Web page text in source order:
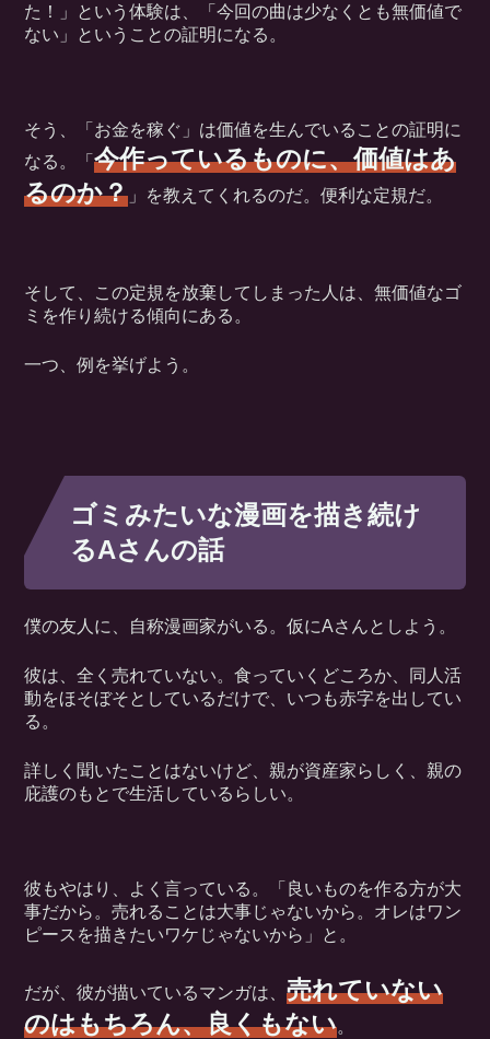
た！」という体験は、「今回の曲は少なくとも無価値で
ない」ということの証明になる。
そう、「お金を稼ぐ」は価値を生んでいることの証明に
なる。「今作っているものに、価値はあ
るのか？ 」を教えてくれるのだ。便利な定規だ。
そして、この定規を放棄してしまった人は、無価値なゴ
ミを作り続ける傾向にある。
一つ、例を挙げよう。
ゴミみたいな漫画を描き続け
るAさんの話
僕の友人に、自称漫画家がいる。仮にAさんとしよう。
彼は、全く売れていない。食っていくどころか、同人活
動をほそぼそとしているだけで、いつも赤字を出してい
る。
詳しく聞いたことはないけど、親が資産家らしく、親の
庇護のもとで生活しているらしい。
彼もやはり、よく言っている。「良いものを作る方が大
事だから。売れることは大事じゃないから。オレはワン
ピースを描きたいワケじゃないから」と。
だが、彼が描いているマンガは、売れていない
のはもちろん、良くもない。